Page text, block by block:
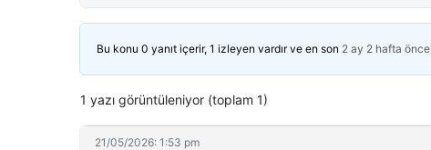
Bu konu 0 yanıt içerir, 1 izleyen vardır ve en son 2 ay 2 hafta önce
1 yazı görüntüleniyor (toplam 1)
21/05/2026: 1:53 pm